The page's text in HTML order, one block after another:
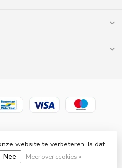
.nl - Grootste in elektrische
Quality Heating
website te verbeteren. Is dat
Nee Meer over cookies »